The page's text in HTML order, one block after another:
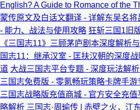
English? A Guide to Romance of the
蒙传原文及白话文翻译 - 详解东吴名将
- 能力、战法与使用攻略 狂斩三国1旧
《三国志11》三顾茅庐剧本深度解析
国志11：继承汉室 - 匡扶汉朝的深度
道 大战三国志平台专题 - 深度玩法解
三国志免费版 - 零氪畅玩策略卡牌手
三国志战略版充值商城 - 官方安全充值
略解析 三国志·周瑜传 | 赤壁之火，江